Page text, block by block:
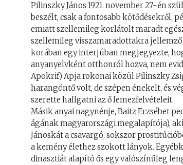
Pilinszky János 1921. november 27-én
beszélt, csak a fontosabb kötődésekről,
emiatt szellemileg korlátolt maradt
szellemileg visszamaradottakra
korában egy interjúban megjegyezte,
anyanyelvként otthonról hozva, nem
Apokrif) Apja rokonai közül Pilinszky
harangöntő volt, de szépen énekelt, és
szerette hallgatni az ő lemezfelvételeit.
Másik anyai nagynénje, Baitz Erzsébet
ágának magyarországi megalapítója),
Jánoskát a csavargó, sokszor
a kemény élethez szokott lányok.
dinasztiát alapító ős egy valószínűleg